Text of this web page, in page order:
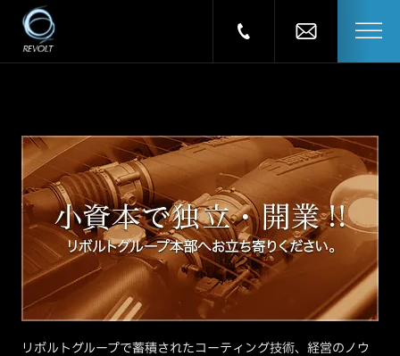
リボルトグループで蓄積されたコーティング技術、経営のノウ